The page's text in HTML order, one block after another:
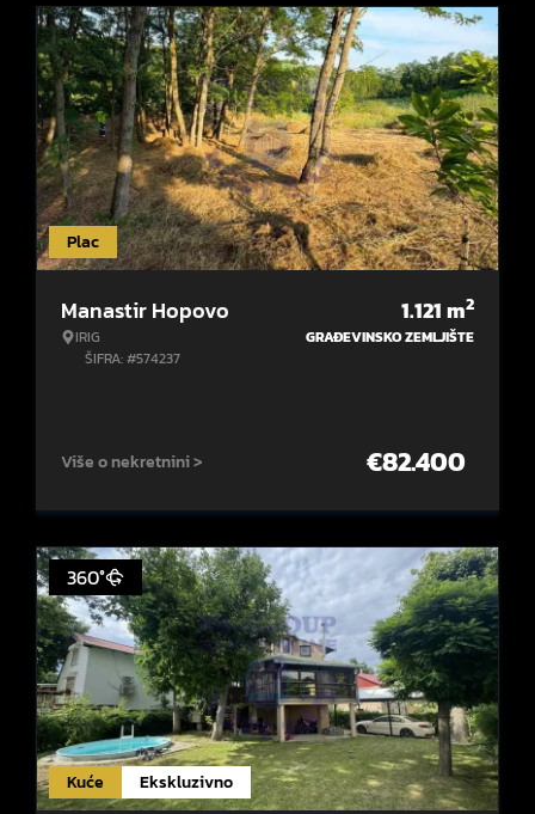
Plac
Manastir Hopovo
IRIG
ŠIFRA: #574237
1.121m2
GRAĐEVINSKO ZEMLJIŠTE
Više o nekretnini > €82.400
Kuće Ekskluzivno
360°